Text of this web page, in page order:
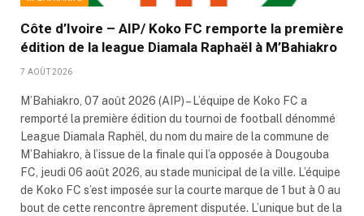
Côte d’Ivoire – AIP/ Koko FC remporte la première
édition de la league Diamala Raphaël à M’Bahiakro
7 AOÛT 2026
M’Bahiakro, 07 août 2026 (AIP) – L’équipe de Koko FC a
remporté la première édition du tournoi de football dénommé
League Diamala Raphël, du nom du maire de la commune de
M’Bahiakro, à l’issue de la finale qui l’a opposée à Dougouba
FC, jeudi 06 août 2026, au stade municipal de la ville. L’équipe
de Koko FC s’est imposée sur la courte marque de 1 but à 0 au
bout de cette rencontre âprement disputée. L’unique but de la